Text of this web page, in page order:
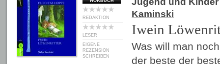
REDAKTION
LESER
EIGENE
REZENSION
SCHREIBEN
Kaminski
Iwein
Was will man
der beste der